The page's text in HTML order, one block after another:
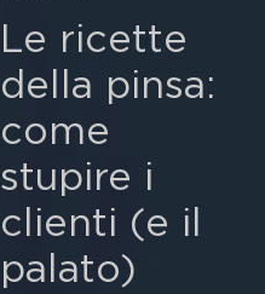
Le ricette
della pinsa:
come
stupire i
clienti (e il
palato)